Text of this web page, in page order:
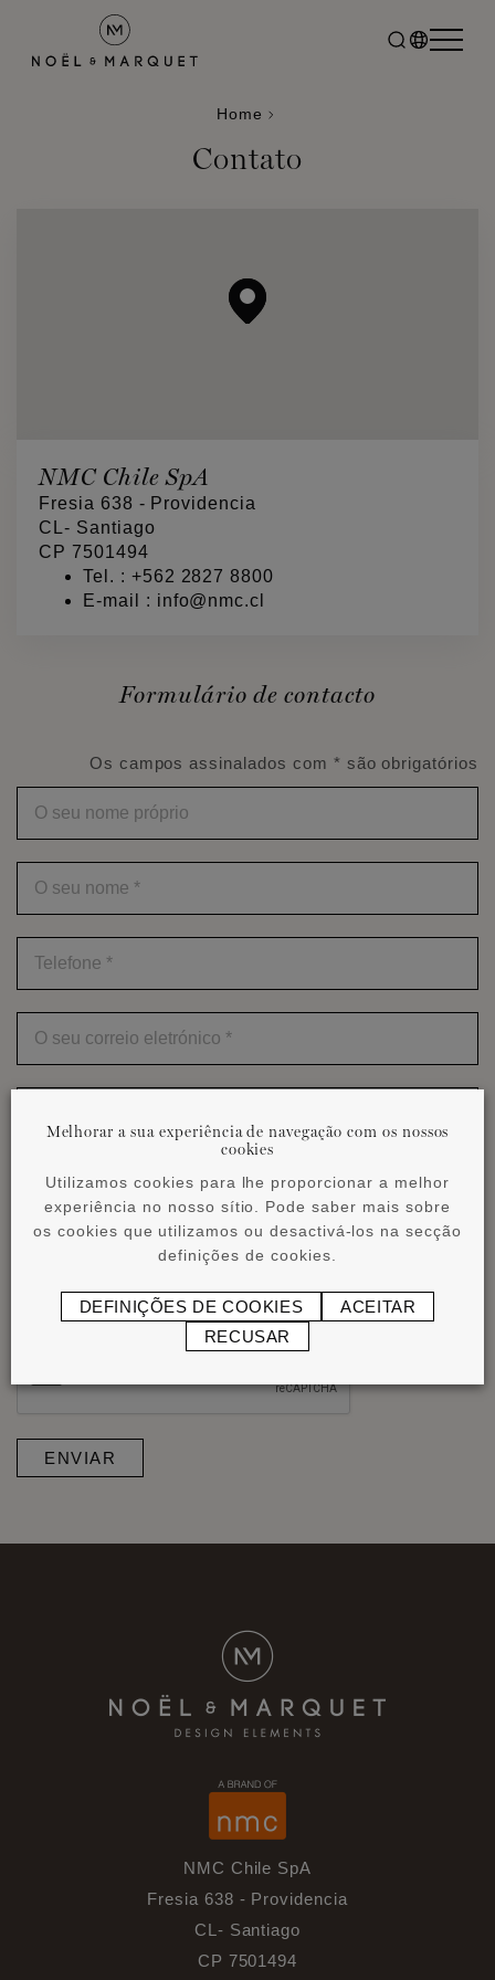
Home
Contato
NMC Chile SpA
Fresia 638 - Providencia
CL- Santiago
CP 7501494
Tel. : +562 2827 8800
E-mail : info@nmc.cl
Formulário de contacto
Os campos assinalados com * são obrigatórios
seu
próprio
seu
*
seu
eletrónico
A
mensagem
Li e aceito apolítica de privacidade
ENVIAR
NMC Chile SpA
Fresia 638 - Providencia
CL- Santiago
CP 7501494
Melhorar a sua experiência de navegação com os nossos
cookies
Utilizamos cookies para lhe proporcionar a melhor
experiência no nosso sítio. Pode saber mais sobre
os cookies que utilizamos ou desactivá-los na secção
definições de cookies.
DEFINIÇÕES DE COOKIES
ACEITAR
RECUSAR